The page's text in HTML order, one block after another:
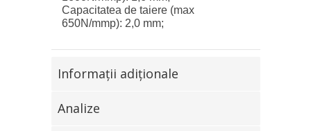
Capacitatea de taiere (max
650N/mmp): 2,0 mm;
Informaţii adiţionale
Analize